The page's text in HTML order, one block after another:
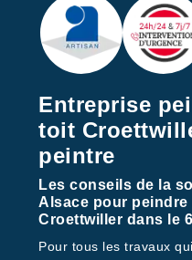
Entreprise
toit
peintre
Les conseils de la
Alsace pour
Croettwiller dans le
Pour tous les travaux